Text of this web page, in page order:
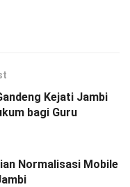
Kejati Jambi
bagi Guru
Normalisasi Mobile